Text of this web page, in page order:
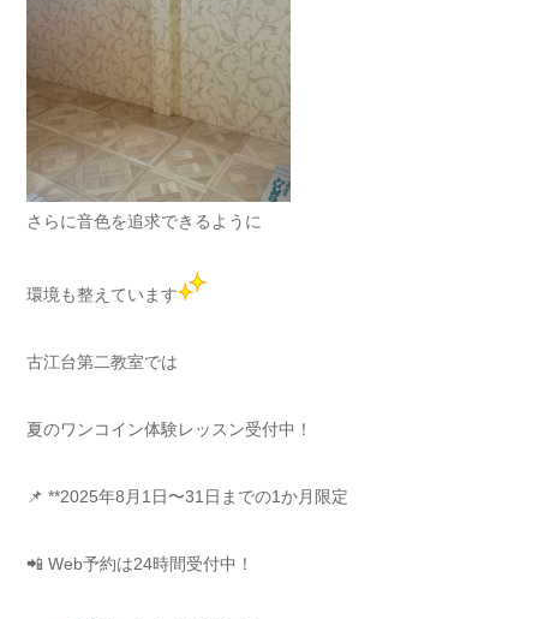
さらに音色を追求できるように
環境も整えています
古江台第二教室では
夏のワンコイン体験レッスン受付中！
📌 **2025年8月1日〜31日までの1か月限定
📲 Web予約は24時間受付中！